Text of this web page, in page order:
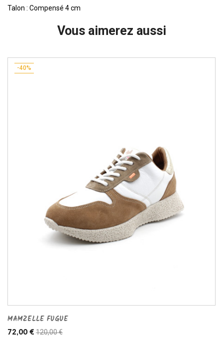
Talon : Compensé 4 cm
Vous aimerez aussi
-40%
MAMZELLE FUGUE
72,00 € 120,00 €